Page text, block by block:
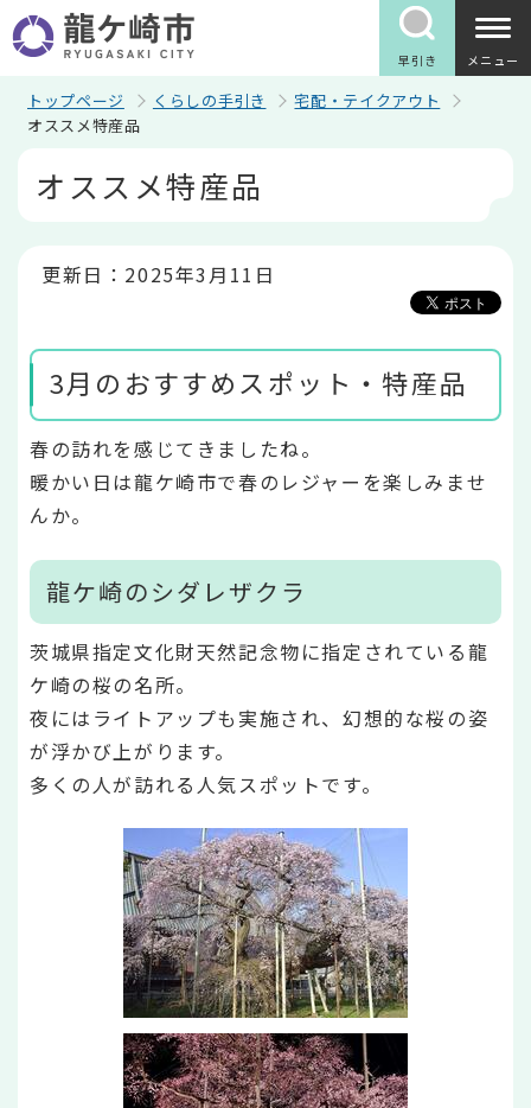
の
ペ
早引き メニュー
トップページ くらしの手引き
宅配・テイクアウト
オススメ特産品
オススメ特産品
更新日：2025年3月11日
3月のおすすめスポット・特産品
春の訪れを感じてきましたね。
暖かい日は龍ケ崎市で春のレジャーを楽しみませ
んか。
龍ケ崎のシダレザクラ
茨城県指定文化財天然記念物に指定されている龍
ケ崎の桜の名所。
夜にはライトアップも実施され、幻想的な桜の姿
が浮かび上がります。
多くの人が訪れる人気スポットです。